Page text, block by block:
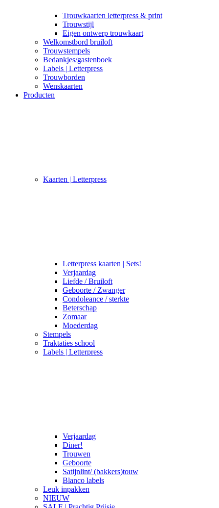
Trouwkaarten letterpress & print
Trouwstijl
Eigen ontwerp trouwkaart
Welkomstbord bruiloft
Trouwstempels
Bedankjes/gastenboek
Labels | Letterpress
Trouwborden
Wenskaarten
Producten
Kaarten | Letterpress
Letterpress kaarten | Sets!
Verjaardag
Liefde / Bruiloft
Geboorte / Zwanger
Condoleance / sterkte
Beterschap
Zomaar
Moederdag
Stempels
Traktaties school
Labels | Letterpress
Verjaardag
Diner!
Trouwen
Geboorte
Satijnlint/ (bakkers)touw
Blanco labels
Leuk inpakken
NIEUW